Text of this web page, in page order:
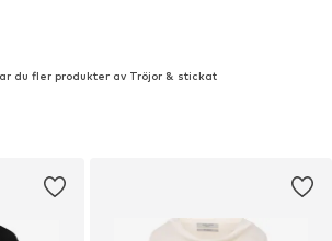
du fler produkter av Tröjor & stickat